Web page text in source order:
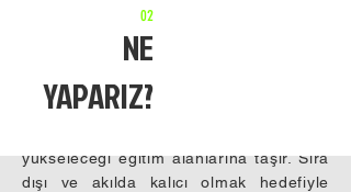
İş hayatında temel kural beklenmedik
sorunlara yaratıcı çözümler
bunu yaparken de “oyunu
kuralına göre oynayabilmektir”. MCR
Training, bu doğrultuda çalışanları
yükseleceği eğitim alanlarına taşır. Sıra
dışı ve akılda kalıcı olmak hedefiyle
NE
YAPARIZ?
02